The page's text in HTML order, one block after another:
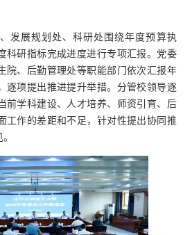
发展规划处、科研处围绕年度预算执
科研指标完成进度进行专项汇报。党委
院、后勤管理处等职能部门依次汇报年
逐项提出推进提升举措。分管校领导逐
前学科建设、人才培养、师资引育、后
工作的差距和不足，针对性提出协同推